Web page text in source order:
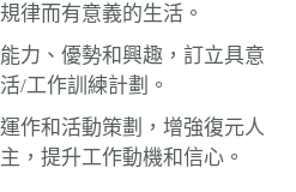
律而有意義的生活。
力、優勢和興趣，訂立具意
/工作訓練計劃。
作和活動策劃，增強復元人
，提升工作動機和信心。